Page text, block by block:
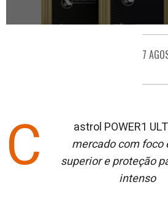
7
C astrol POWER1
mercado com foco
superior e proteção
intenso